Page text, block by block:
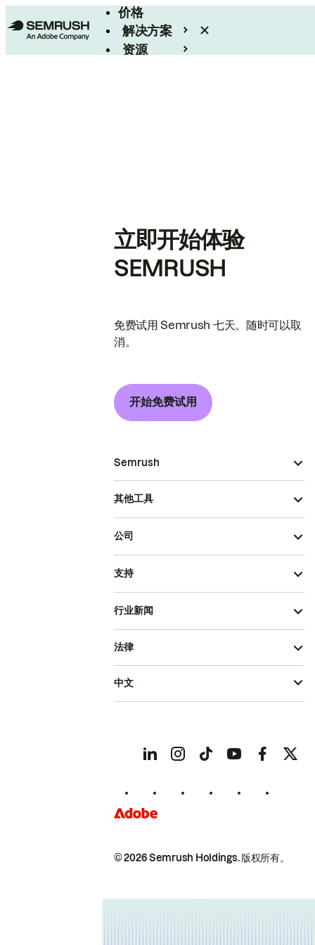
价格
解决方案
资源
立即开始体验
SEMRUSH
免费试用 Semrush 七天。随时可以取
消。
开始免费试用
Semrush
其他工具
公司
支持
行业新闻
© 2026 Semrush Holdings.版权所有。
法律
中文